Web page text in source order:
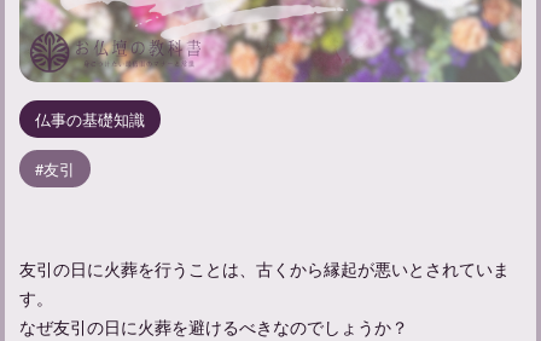
仏事の基礎知識
友引
友引の日に火葬を行うことは、古くから縁起が悪いとされていま
す。
なぜ友引の日に火葬を避けるべきなのでしょうか？